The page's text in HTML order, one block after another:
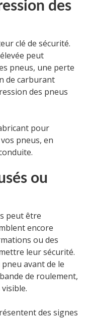
des
clé de sécurité.
peut
pneus, une perte
de carburant
des pneus
pour
pneus, en
ou
peut être
encore
ou des
leur sécurité.
avant de le
de roulement,
des signes